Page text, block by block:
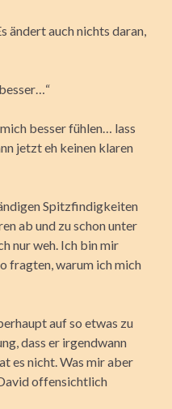
ändert auch nichts daran,
besser fühlen… lass
jetzt eh keinen klaren
Spitzfindigkeiten
ab und zu schon unter
nur weh. Ich bin mir
fragten, warum ich mich
auf so etwas zu
dass er irgendwann
es nicht. Was mir aber
offensichtlich